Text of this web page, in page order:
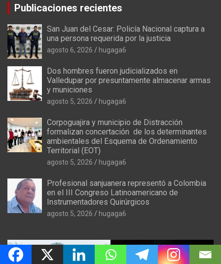
Publicaciones recientes
San Juan del Cesar: Policía Nacional captura a
una persona requerida por la justicia
agosto 6, 2026 hugaga6
Dos hombres fueron judicializados en
Valledupar por presuntamente almacenar armas
y municiones
agosto 5, 2026 hugaga6
Corpoguajira y municipio de Distracción
formalizan concertación de los determinantes
ambientales del Esquema de Ordenamiento
Territorial (EOT)
agosto 5, 2026 hugaga6
Profesional sanjuanera representó a Colombia
en el III Congreso Latinoamericano de
Instrumentadores Quirúrgicos
agosto 5, 2026 hugaga6